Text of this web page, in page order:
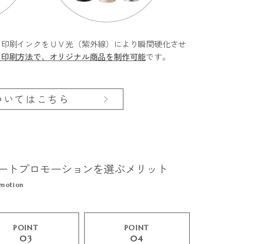
刷インクをＵＶ光（紫外線）により瞬間硬化させ
刷方法で、オリジナル商品を制作可能です。
いてはこちら
トプロモーションを選ぶメリット
POINT
03
POINT
04